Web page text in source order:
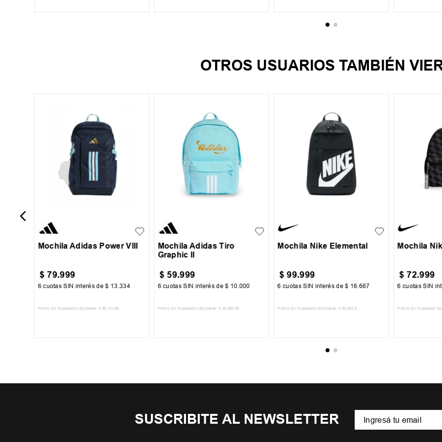
OTROS USUARIOS TAMBIÉN
Mochila Adidas Power VIII
$ 79.999
6 cuotas SIN interés de$ 13 .334
Precio sin impuestos nacionales: $ 66 114 ,88
Mochila Adidas Tiro
Graphic II
$ 59.999
6 cuotas SIN interés de$ 10 .000
Precio sin impuestos nacionales: $ 49 585 ,95
Mochila Nike Elemental
$ 99.999
6 cuotas SIN interés de$ 16 667
Precio sin impuestos nacionales: $ 82 643 ,8
Mochila
$ 72.999
6 cuotas SIN
Precio sin impuestos
SUSCRIBITE AL NEWSLETTER